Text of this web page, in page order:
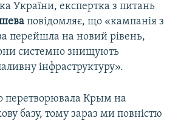
України, експертка з питань
повідомляє, що «кампанія з
перейшла на новий рівень,
системно знищують
інфраструктуру».
перетворювала Крым на
базу, тому зараз ми повністю